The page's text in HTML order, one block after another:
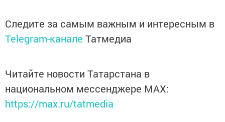
Следите за самым важным и интересным в
Telegram-канале Татмедиа
Читайте новости Татарстана в
национальном мессенджере MАХ:
https://max.ru/tatmedia